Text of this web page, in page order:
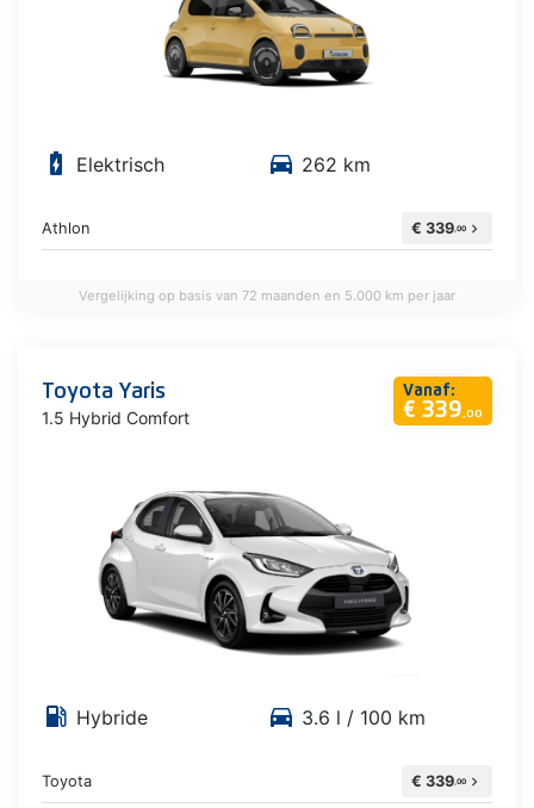
battery_charging_full Elektrisch directions_car 262 km
Athlon € 339,00 chevron_right
Vergelijking op basis van 72 maanden en 5.000 km per jaar
Vanaf:
€ 339,00
Toyota Yaris
1.5 Hybrid Comfort
local_gas_station Hybride directions_car 3.6 l / 100 km
Toyota € 339,00 chevron_right